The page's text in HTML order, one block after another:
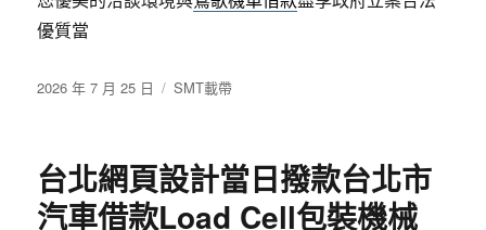
優質當
發
2026 年 7 月 25 日
分
SMT載帶
台北網頁設計當日撥款台北市
汽車借款Load Cell包裝機械